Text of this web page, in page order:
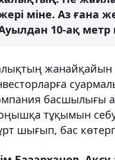
міне. Аз ғана
10-ақ метр
жанайқайын
басшылығы
тұқымын себу
шығып, бас